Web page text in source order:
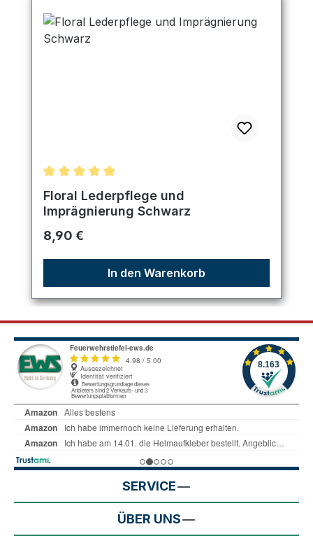
Durchschnittliche Bewertung von 5 von 5 Sternen
Floral Lederpflege und
Imprägnierung Schwarz
Regulärer Preis:
8,90 €
In den Warenkorb
SERVICE
ÜBER UNS